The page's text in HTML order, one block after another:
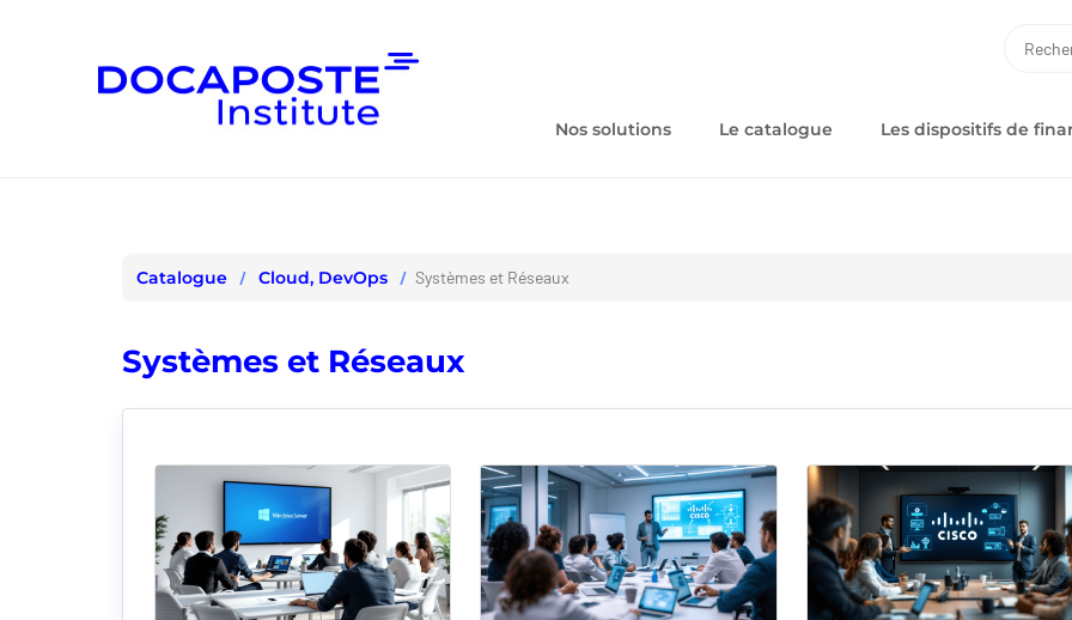
Nos solutions Le catalogue Les dispositifs de
Catalogue Cloud, DevOps Systèmes et Réseaux
Systèmes et Réseaux